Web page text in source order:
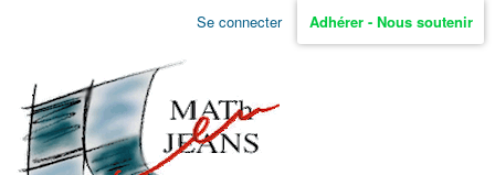
Aller
non
identifié
Se connecter Adhérer - Nous soutenir